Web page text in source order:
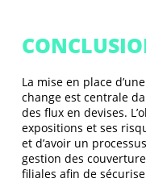
La mise en place
change est centrale
des flux en devises.
expositions et ses
et d’avoir un
gestion des
filiales afin de